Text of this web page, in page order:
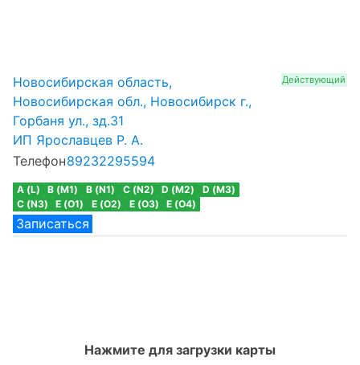
Новосибирская область,
Новосибирская обл., Новосибирск г.,
Горбаня ул., зд.31
ИП Ярославцев Р. А.
Телефон89232295594
A (L) B (M1) B (N1) C (N2) D (M2)
D (M3)
C (N3)
E (O1) E (O2) E (O3) E (O4)
Записаться
Действующий
Нажмите для загрузки карты